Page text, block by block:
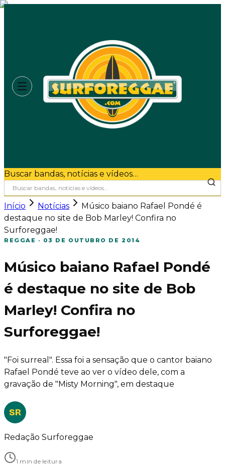
Buscar bandas, notícias e vídeos…
Início Notícias
Músico baiano Rafael Pondé é
destaque no site de Bob Marley! Confira no
Surforeggae!
REGGAE · 03 DE OUTUBRO DE 2014
Músico baiano Rafael Pondé
é destaque no site de Bob
Marley! Confira no
Surforeggae!
"Foi surreal". Essa foi a sensação que o cantor baiano
Rafael Pondé teve ao ver o vídeo dele, com a
gravação de "Misty Morning", em destaque
SR
Redação Surforeggae
1 min de leitura